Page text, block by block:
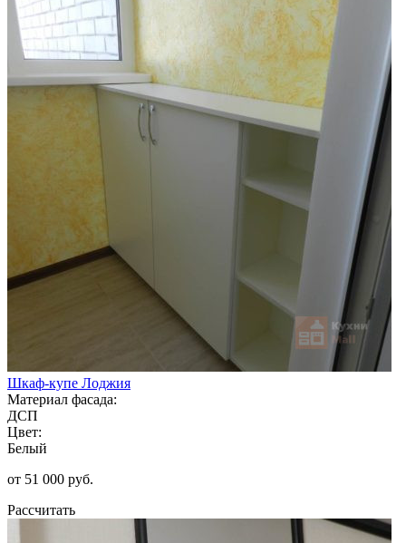
Шкаф-купе Лоджия
Материал фасада:
ДСП
Цвет:
Белый
от 51 000 руб.
Рассчитать